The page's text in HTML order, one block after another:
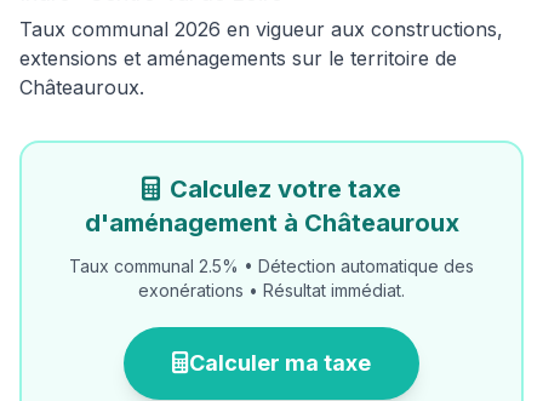
Taux communal 2026 en vigueur aux constructions,
extensions et aménagements sur le territoire de
Châteauroux.
Calculez votre taxe
d'aménagement à Châteauroux
Taux communal 2.5% • Détection automatique des
exonérations • Résultat immédiat.
Calculer ma taxe